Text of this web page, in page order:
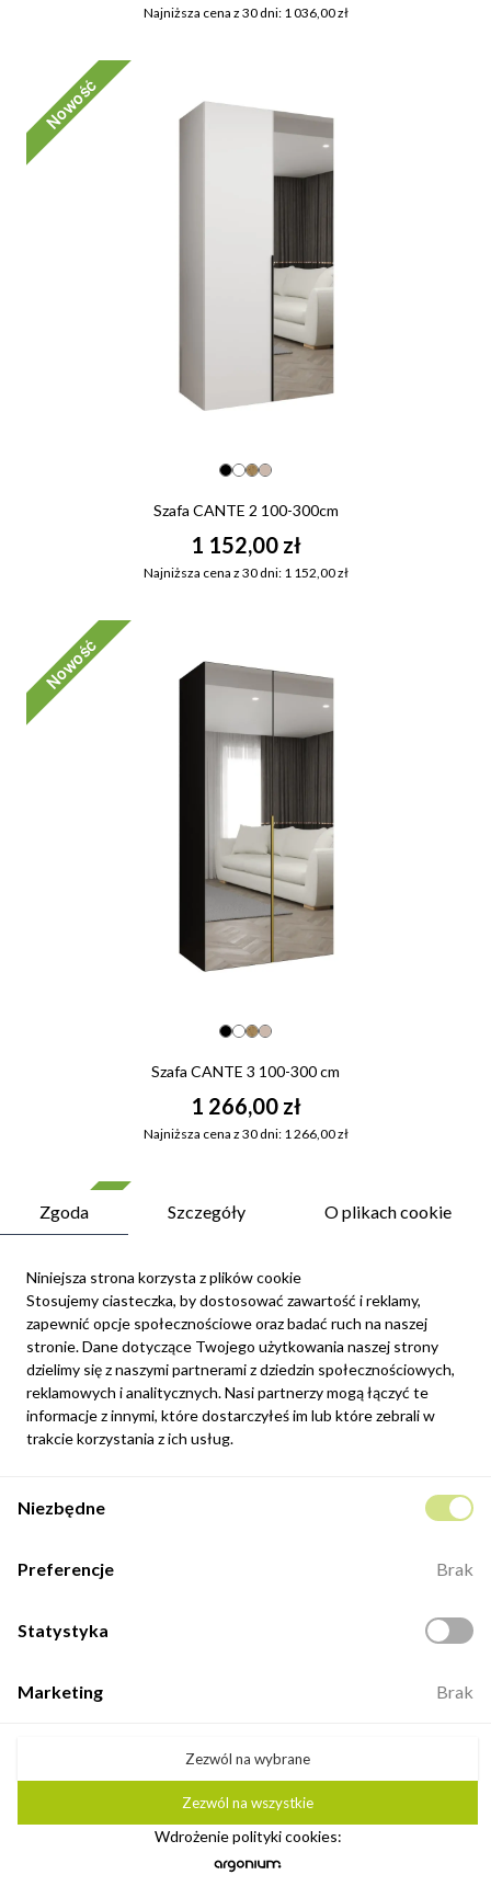
Najniższa cena z 30 dni: 1 036,00 zł
Nowość
Szafa CANTE 2 100-300cm
1 152,00 zł
Najniższa cena z 30 dni: 1 152,00 zł
Nowość
Szafa CANTE 3 100-300 cm
1 266,00 zł
Najniższa cena z 30 dni: 1 266,00 zł
Nowość
Nowość
Zgoda Szczegóły O plikach cookie
Niniejsza strona korzysta z plików cookie
Stosujemy ciasteczka, by dostosować zawartość i reklamy,
zapewnić opcje społecznościowe oraz badać ruch na naszej
stronie. Dane dotyczące Twojego użytkowania naszej strony
dzielimy się z naszymi partnerami z dziedzin społecznościowych,
reklamowych i analitycznych. Nasi partnerzy mogą łączyć te
informacje z innymi, które dostarczyłeś im lub które zebrali w
trakcie korzystania z ich usług.
Niezbędne
Preferencje Brak
Statystyka
Marketing Brak
Wdrożenie polityki cookies:
Zezwól na wybrane
Zezwól na wszystkie